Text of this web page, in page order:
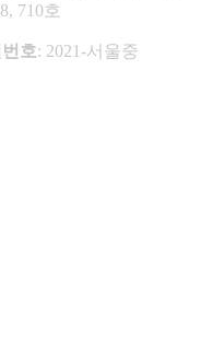
710호
호: 2021-서울중